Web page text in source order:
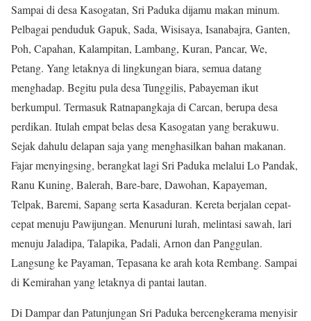
Sampai di desa Kasogatan, Sri Paduka dijamu makan minum.
Pelbagai penduduk Gapuk, Sada, Wisisaya, Isanabajra, Ganten,
Poh, Capahan, Kalampitan, Lambang, Kuran, Pancar, We,
Petang. Yang letaknya di lingkungan biara, semua datang
menghadap. Begitu pula desa Tunggilis, Pabayeman ikut
berkumpul. Termasuk Ratnapangkaja di Carcan, berupa desa
perdikan. Itulah empat belas desa Kasogatan yang berakuwu.
Sejak dahulu delapan saja yang menghasilkan bahan makanan.
Fajar menyingsing, berangkat lagi Sri Paduka melalui Lo Pandak,
Ranu Kuning, Balerah, Bare-bare, Dawohan, Kapayeman,
Telpak, Baremi, Sapang serta Kasaduran. Kereta berjalan cepat-
cepat menuju Pawijungan. Menuruni lurah, melintasi sawah, lari
menuju Jaladipa, Talapika, Padali, Arnon dan Panggulan.
Langsung ke Payaman, Tepasana ke arah kota Rembang. Sampai
di Kemirahan yang letaknya di pantai lautan.
Di Dampar dan Patunjungan Sri Paduka bercengkerama menyisir